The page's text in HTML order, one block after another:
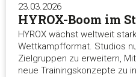
23.03.2026
HYROX-Boom im
HYROX wächst weltweit
Wettkampfformat. Studios
Zielgruppen zu erweitern,
neue Trainingskonzepte zu